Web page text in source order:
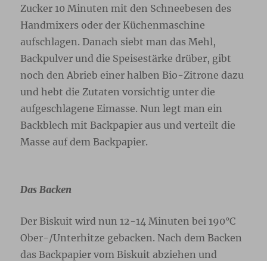
Zucker 10 Minuten mit den Schneebesen des
Handmixers oder der Küchenmaschine
aufschlagen. Danach siebt man das Mehl,
Backpulver und die Speisestärke drüber, gibt
noch den Abrieb einer halben Bio-Zitrone dazu
und hebt die Zutaten vorsichtig unter die
aufgeschlagene Eimasse. Nun legt man ein
Backblech mit Backpapier aus und verteilt die
Masse auf dem Backpapier.
Das Backen
Der Biskuit wird nun 12-14 Minuten bei 190°C
Ober-/Unterhitze gebacken. Nach dem Backen
das Backpapier vom Biskuit abziehen und